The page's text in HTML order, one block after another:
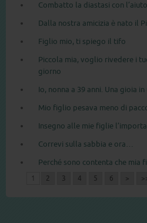
Combatto la diastasi con
Dalla nostra amicizia è nato il
Figlio mio, ti spiego il tifo
Piccola mia, voglio rivedere i
giorno
Io, nonna a 39 anni. Una gioia
Mio figlio pesava meno di
Insegno alle mie figlie
Correvi sulla sabbia e ora…
Perché sono contenta che mia
1 2 3 4 5 6 >